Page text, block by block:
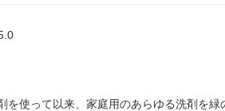
を使って以来、家庭用のあらゆる洗剤を